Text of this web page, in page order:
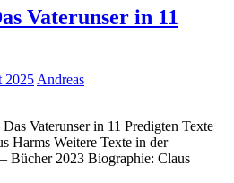
Vaterunser in 11
2025 Andreas
Vaterunser in 11 Predigten Texte
Harms Weitere Texte in der
Bücher 2023 Biographie: Claus